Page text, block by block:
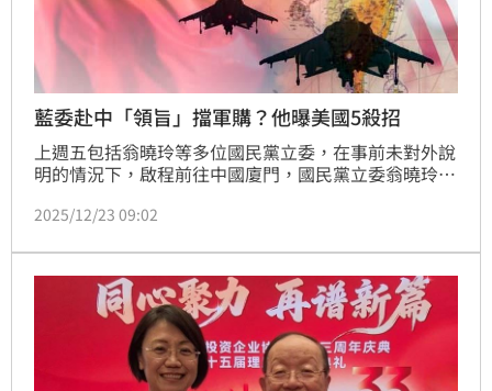
藍委赴中「領旨」擋軍購？他曝美國5殺招
上週五包括翁曉玲等多位國民黨立委，在事前未對外說
明的情況下，啟程前往中國廈門，國民黨立委翁曉玲、
7位立委，20日赴中參加「廈門台商投資企業協會」所
預算案一事，引發熱議。總體經濟學家吳嘉隆就分析藍
白立委擋軍購，認為「其實是失算，效果上等於做球給
賴清德」。
2025/12/23 09:02